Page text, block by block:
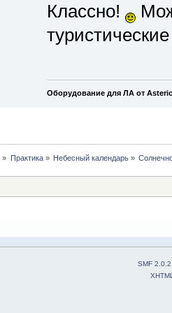
Классно!
Оборудование для ЛА от
» Практика» Небесный календарь»
SMF 2.0.2